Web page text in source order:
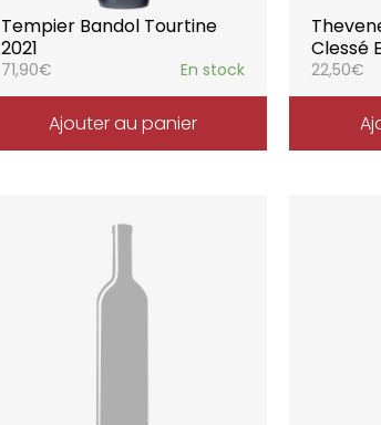
Tempier Bandol Tourtine
2021
71,90€ En stock
Ajouter au panier
Clessé
22,50€